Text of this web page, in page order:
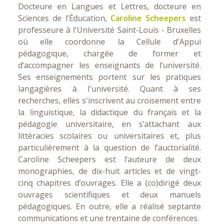
Docteure en Langues et Lettres, docteure en
Sciences de l’Éducation, Caroline Scheepers est
professeure à l'Université Saint-Louis - Bruxelles
où elle coordonne la Cellule d'Appui
pédagogique, chargée de former et
d’accompagner les enseignants de l’université.
Ses enseignements portent sur les pratiques
langagières à l'université. Quant à ses
recherches, elles s'inscrivent au croisement entre
la linguistique, la didactique du français et la
pédagogie universitaire, en s’attachant aux
littéracies scolaires ou universitaires et, plus
particulièrement à la question de l’auctorialité.
Caroline Scheepers est l’auteure de deux
monographies, de dix-huit articles et de vingt-
cinq chapitres d’ouvrages. Elle a (co)dirigé deux
ouvrages scientifiques et deux manuels
pédagogiques. En outre, elle a réalisé septante
communications et une trentaine de conférences.